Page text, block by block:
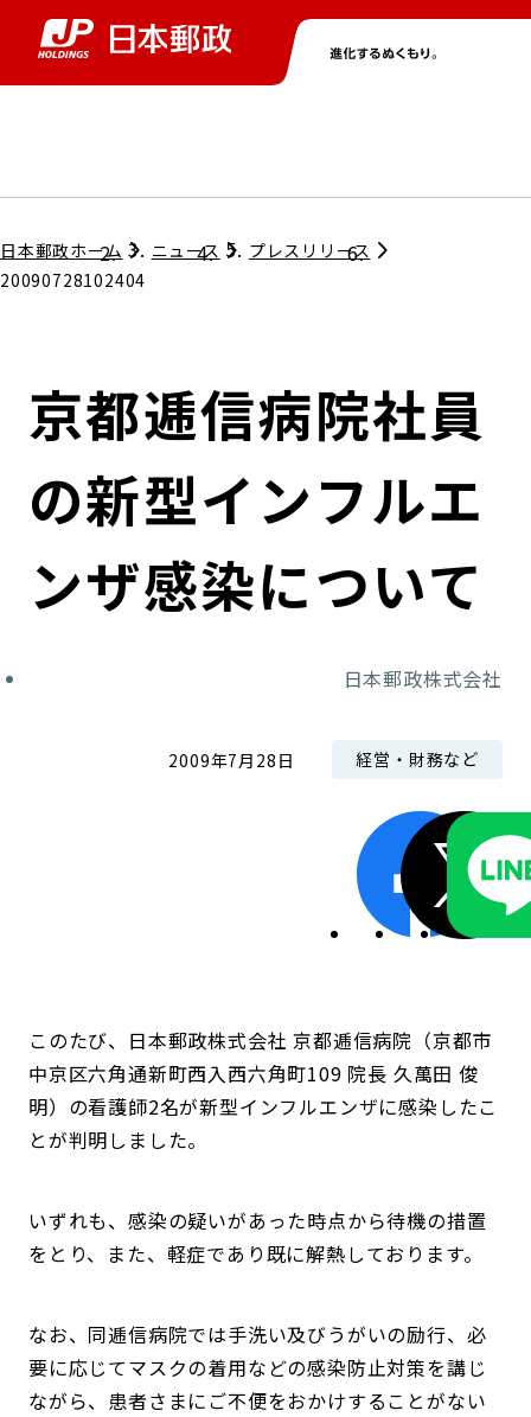
グループ情報トップ
コンプライアンス
ガバナンス
株主・投資家情報トップ
個人投資家のみなさまへ
株式情報
ニューストップ
サステナビリティトップ
担当役員メッセージ
サステナビリティマネジメント
採用情報トップ
日本郵政ホーム ニュース
プレスリリース
20090728102404
京都逓信病院社員
の新型インフルエ
ンザ感染について
日本郵政株式会社
2009年7月28日 経営・財務など
このたび、日本郵政株式会社 京都逓信病院（京都市
中京区六角通新町西入西六角町109 院長 久萬田 俊
明）の看護師2名が新型インフルエンザに感染したこ
とが判明しました。
いずれも、感染の疑いがあった時点から待機の措置
をとり、また、軽症であり既に解熱しております。
なお、同逓信病院では手洗い及びうがいの励行、必
要に応じてマスクの着用などの感染防止対策を講じ
ながら、患者さまにご不便をおかけすることがない